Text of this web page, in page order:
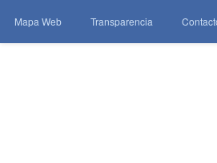
Mapa Web Transparencia